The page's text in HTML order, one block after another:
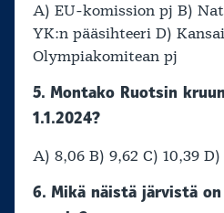
A) EU-komission pj B)
YK:n pääsihteeri D)
Olympiakomitean pj
5. Montako Ruotsin
1.1.2024?
A) 8,06 B) 9,62 C) 10,39 D)
6. Mikä näistä järvistä